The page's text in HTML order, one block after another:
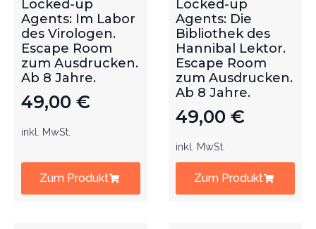
Locked-up
Agents: Im Labor
des Virologen.
Escape Room
zum Ausdrucken.
Ab 8 Jahre.
49,00 €
inkl. MwSt.
Zum Produkt
Locked-up
Agents: Die
Bibliothek des
Hannibal Lektor.
Escape Room
zum Ausdrucken.
Ab 8 Jahre.
49,00 €
inkl. MwSt.
Zum Produkt